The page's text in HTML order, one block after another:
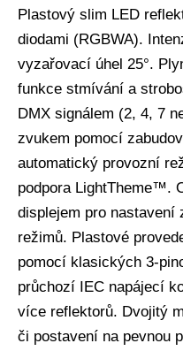
Plastový slim LED
diodami (RGBWA).
vyzařovací úhel 25°.
funkce stmívání a
DMX signálem (2, 4, 7
zvukem pomocí
automatický provozní
podpora LightTheme™.
displejem pro nastavení
režimů. Plastové
pomocí klasických 3-
průchozí IEC napájecí
více reflektorů. Dvojitý
či postavení na pevnou